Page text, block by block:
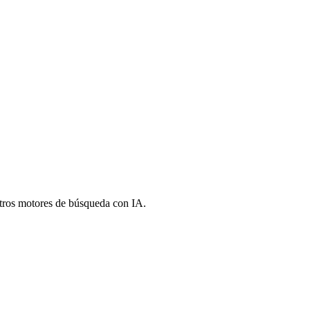
motores de búsqueda con IA.